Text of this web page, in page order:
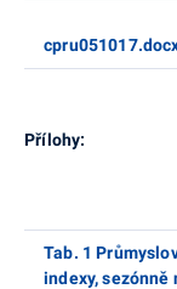
Přílohy:
Tab. 1
indexy, sezónně